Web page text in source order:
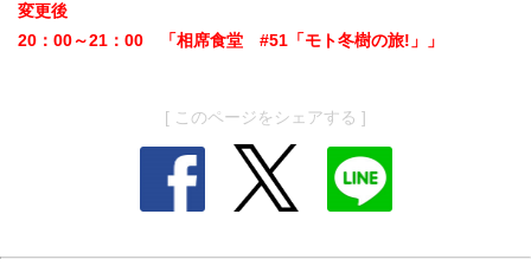
変更後
20：00～21：00 「相席食堂 #51「モト冬樹の旅!」」
[ このページをシェアする ]